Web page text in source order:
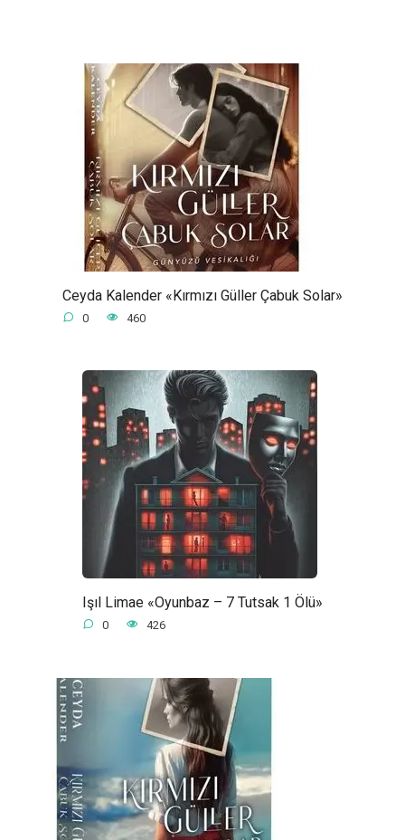
Ceyda Kalender «Kırmızı Güller Çabuk Solar»
0 460
Işıl Limae «Oyunbaz – 7 Tutsak 1 Ölü»
0 426